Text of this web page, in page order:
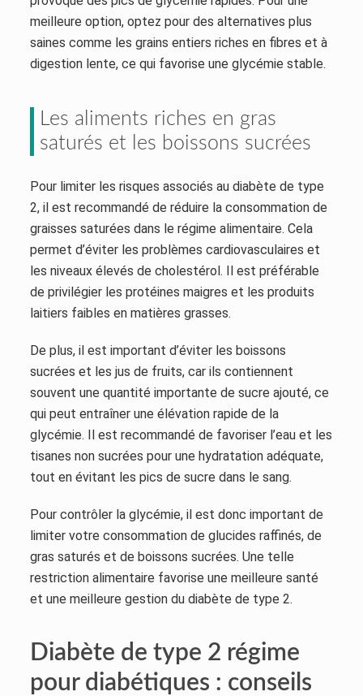
meilleure option, optez pour des alternatives plus
saines comme les grains entiers riches en fibres et à
digestion lente, ce qui favorise une glycémie stable.
Les aliments riches en gras
saturés et les boissons sucrées
Pour limiter les risques associés au diabète de type
2, il est recommandé de réduire la consommation de
graisses saturées dans le régime alimentaire. Cela
permet d’éviter les problèmes cardiovasculaires et
les niveaux élevés de cholestérol. Il est préférable
de privilégier les protéines maigres et les produits
laitiers faibles en matières grasses.
De plus, il est important d’éviter les boissons
sucrées et les jus de fruits, car ils contiennent
souvent une quantité importante de sucre ajouté, ce
qui peut entraîner une élévation rapide de la
glycémie. Il est recommandé de favoriser l’eau et les
tisanes non sucrées pour une hydratation adéquate,
tout en évitant les pics de sucre dans le sang.
Pour contrôler la glycémie, il est donc important de
limiter votre consommation de glucides raffinés, de
gras saturés et de boissons sucrées. Une telle
restriction alimentaire favorise une meilleure santé
et une meilleure gestion du diabète de type 2.
Diabète de type 2 régime
pour diabétiques : conseils